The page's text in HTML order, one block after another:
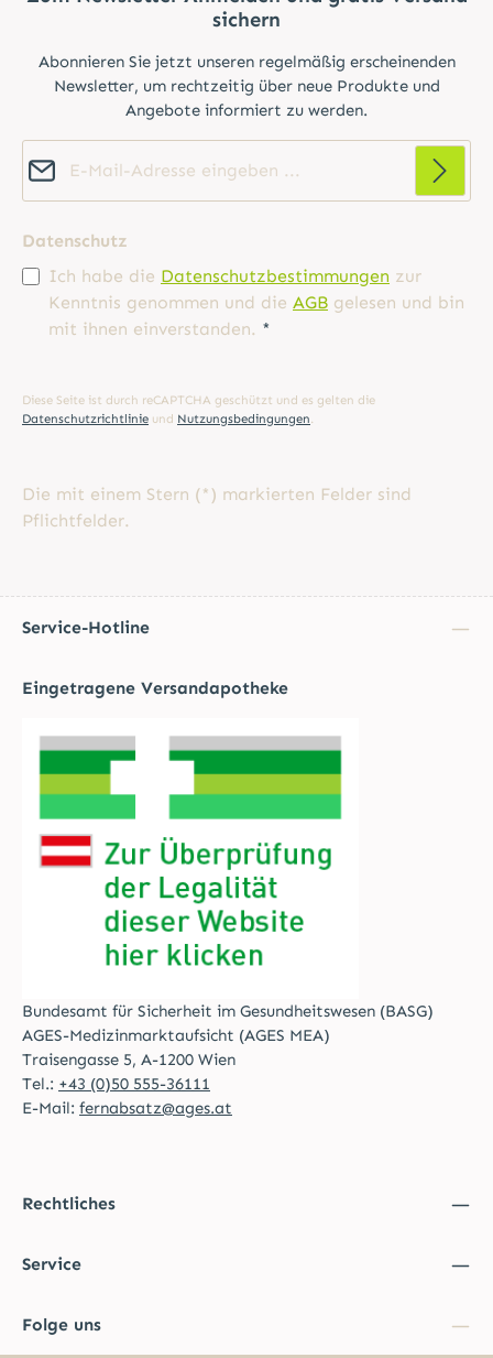
sichern
Abonnieren Sie jetzt unseren regelmäßig erscheinenden
Newsletter, um rechtzeitig über neue Produkte und
Angebote informiert zu werden.
Datenschutz
Ich habe die Datenschutzbestimmungen zur
Kenntnis genommen und die AGB gelesen und bin
mit ihnen einverstanden. *
Diese Seite ist durch reCAPTCHA geschützt und es gelten die
Datenschutzrichtlinie und Nutzungsbedingungen.
Die mit einem Stern (*) markierten Felder sind
Pflichtfelder.
Service-Hotline
Eingetragene Versandapotheke
Bundesamt für Sicherheit im Gesundheitswesen (BASG)
AGES-Medizinmarktaufsicht (AGES MEA)
Traisengasse 5, A-1200 Wien
Tel.: +43 (0)50 555-36111
E-Mail: fernabsatz@ages.at
Rechtliches
Service
Folge uns